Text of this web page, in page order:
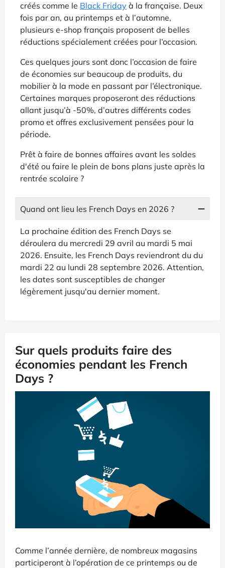
créés comme le Black Friday à la française. Deux
fois par an, au printemps et à l’automne,
plusieurs e-shop français proposent de belles
réductions spécialement créées pour l’occasion.
Ces quelques jours sont donc l’occasion de faire
de économies sur beaucoup de produits, du
mobilier à la mode en passant par l’électronique.
Certaines marques proposeront des réductions
allant jusqu’à -50%, d’autres différents codes
promo et offres exclusivement pensées pour la
période.
Prêt à faire de bonnes affaires avant les soldes
d'été ou faire le plein de bons plans juste après la
rentrée scolaire ?
Quand ont lieu les French Days en 2026 ?
La prochaine édition des French Days se
déroulera du mercredi 29 avril au mardi 5 mai
2026. Ensuite, les French Days reviendront du du
mardi 22 au lundi 28 septembre 2026. Attention,
les dates sont susceptibles de changer
légèrement jusqu'au dernier moment.
Sur quels produits faire des
économies pendant les French
Days ?
Comme l’année dernière, de nombreux magasins
participeront à l’opération de ce printemps ou de